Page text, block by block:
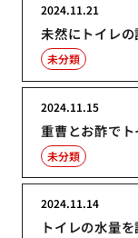
未然にトイレ
2024.11.21
未分類
重曹とお酢で
2024.11.15
未分類
トイレの水量
2024.11.14